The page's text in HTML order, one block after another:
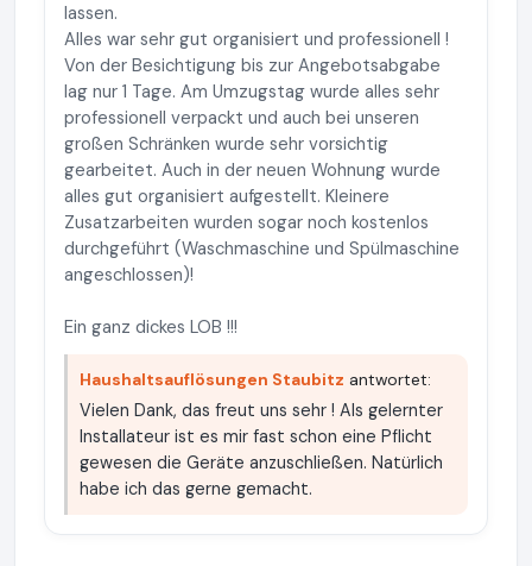
lassen.
Alles war sehr gut organisiert und professionell !
Von der Besichtigung bis zur Angebotsabgabe
lag nur 1 Tage. Am Umzugstag wurde alles sehr
professionell verpackt und auch bei unseren
großen Schränken wurde sehr vorsichtig
gearbeitet. Auch in der neuen Wohnung wurde
alles gut organisiert aufgestellt. Kleinere
Zusatzarbeiten wurden sogar noch kostenlos
durchgeführt (Waschmaschine und Spülmaschine
angeschlossen)!
Ein ganz dickes LOB !!!
Haushaltsauflösungen Staubitz antwortet:
Vielen Dank, das freut uns sehr ! Als gelernter
Installateur ist es mir fast schon eine Pflicht
gewesen die Geräte anzuschließen. Natürlich
habe ich das gerne gemacht.